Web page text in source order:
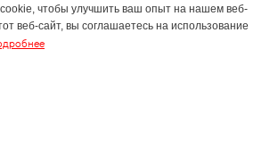
чтобы улучшить ваш опыт на нашем веб-
веб-сайт, вы соглашаетесь на использование